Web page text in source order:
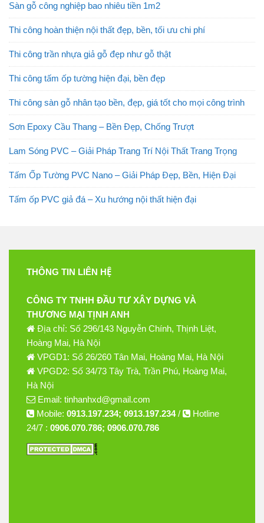
Sàn gỗ công nghiệp bao nhiêu tiền 1m2
Thi công hoàn thiện nội thất đẹp, bền, tối ưu chi phí
Thi công trần nhựa giả gỗ đẹp như gỗ thật
Thi công tấm ốp tường hiện đại, bền đẹp
Thi công sàn gỗ nhân tạo bền, đẹp, giá tốt cho mọi công trình
Sơn Epoxy Cầu Thang – Bền Đẹp, Chống Trượt
Lam Sóng PVC – Giải Pháp Trang Trí Nội Thất Trang Trọng
Tấm Ốp Tường PVC Nano – Giải Pháp Đẹp, Bền, Hiện Đại
Tấm ốp PVC giả đá – Xu hướng nội thất hiện đại
THÔNG TIN LIÊN HỆ
CÔNG TY TNHH ĐẦU TƯ XÂY DỰNG VÀ
THƯƠNG MẠI TỊNH ANH
Địa chỉ: Số 296/143 Nguyễn Chính, Thịnh Liệt,
Hoàng Mai, Hà Nội
VPGD1: Số 26/260 Tân Mai, Hoàng Mai, Hà Nội
VPGD2: Số 34/73 Tây Trà, Trần Phú, Hoàng Mai,
Hà Nội
Email: tinhanhxd@gmail.com
Mobile: 0913.197.234; 0913.197.234/
Hotline
24/7 : 0906.070.786; 0906.070.786